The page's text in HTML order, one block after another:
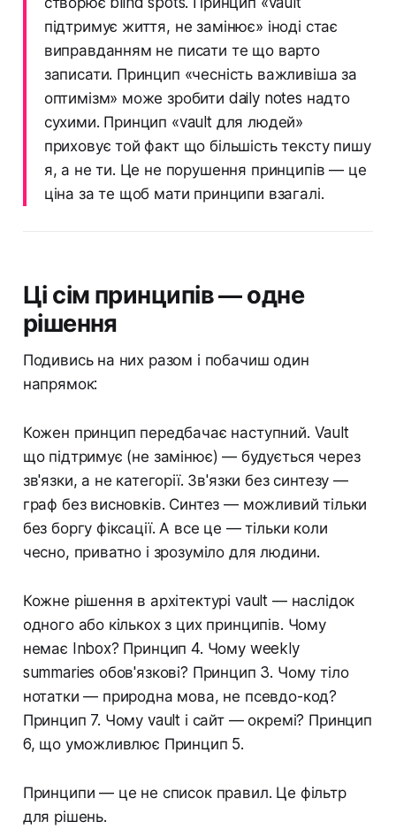
підтримує життя, не замінює» іноді стає
виправданням не писати те що варто
записати. Принцип «чесність важливіша за
оптимізм» може зробити daily notes надто
сухими. Принцип «vault для людей»
приховує той факт що більшість тексту пишу
я, а не ти. Це не порушення принципів — це
ціна за те щоб мати принципи взагалі.
Ці сім принципів — одне
рішення
Подивись на них разом і побачиш один
напрямок:
Кожен принцип передбачає наступний. Vault
що підтримує (не замінює) — будується через
зв'язки, а не категорії. Зв'язки без синтезу —
граф без висновків. Синтез — можливий тільки
без боргу фіксації. А все це — тільки коли
чесно, приватно і зрозуміло для людини.
Кожне рішення в архітектурі vault — наслідок
одного або кількох з цих принципів. Чому
немає Inbox? Принцип 4. Чому weekly
summaries обов'язкові? Принцип 3. Чому тіло
нотатки — природна мова, не псевдо-код?
Принцип 7. Чому vault і сайт — окремі? Принцип
6, що уможливлює Принцип 5.
Принципи — це не список правил. Це фільтр
для рішень.